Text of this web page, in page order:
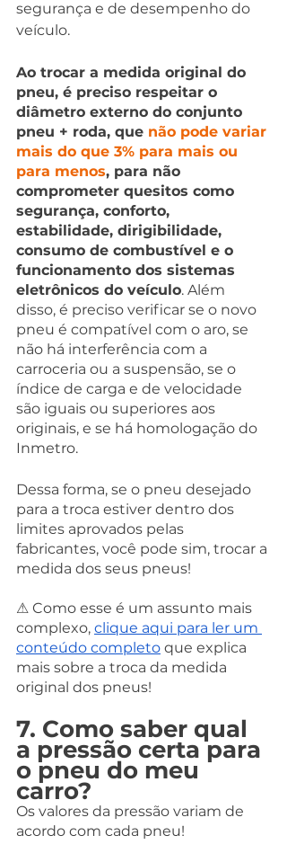
segurança e de desempenho do
veículo.
Ao trocar a medida original do
pneu, é preciso respeitar o
diâmetro externo do conjunto
pneu + roda, que não pode variar
mais do que 3% para mais ou
para menos, para não
comprometer quesitos como
segurança, conforto,
estabilidade, dirigibilidade,
consumo de combustível e o
funcionamento dos sistemas
eletrônicos do veículo. Além
disso, é preciso verificar se o novo
pneu é compatível com o aro, se
não há interferência com a
carroceria ou a suspensão, se o
índice de carga e de velocidade
são iguais ou superiores aos
originais, e se há homologação do
Inmetro.
Dessa forma, se o pneu desejado
para a troca estiver dentro dos
limites aprovados pelas
fabricantes, você pode sim, trocar a
medida dos seus pneus!
⚠ Como esse é um assunto mais
complexo, clique aqui para ler um
conteúdo completo que explica
mais sobre a troca da medida
original dos pneus!
7. Como saber qual
a pressão certa para
o pneu do meu
carro?
Os valores da pressão variam de
acordo com cada pneu!